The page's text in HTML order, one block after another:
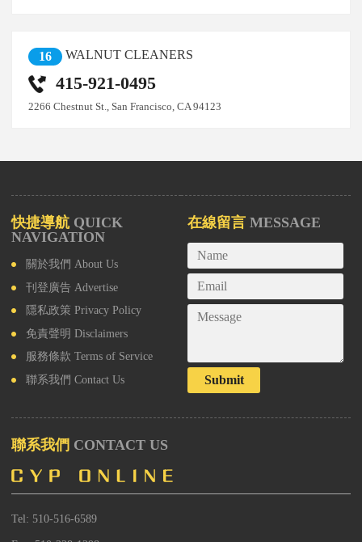
16 WALNUT CLEANERS
415-921-0495
2266 Chestnut St., San Francisco, CA 94123
快捷導航 QUICK
NAVIGATION
關於我們 About Us
刊登廣告 Advertise
隱私政策 Privacy Policy
免責聲明 Disclaimers
服務條款 Terms of Service
聯系我們 Contact Us
在線留言 MESSAGE
Submit
聯系我們 CONTACT US
Tel: 510-516-6589